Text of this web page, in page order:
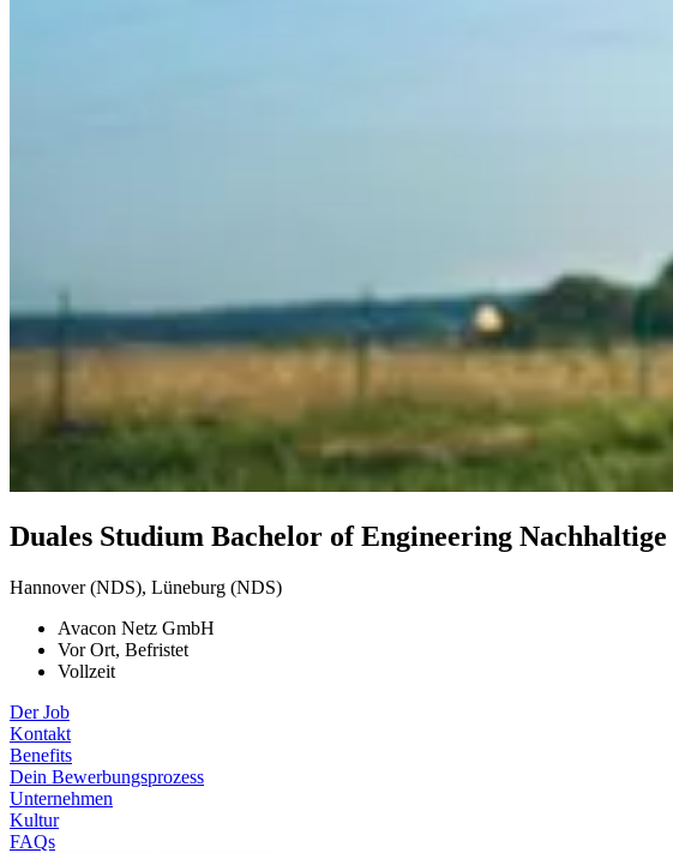
Duales Studium Bachelor of Engineering Nachhaltige
Hannover (NDS), Lüneburg (NDS)
Avacon Netz GmbH
Vor Ort, Befristet
Vollzeit
Der Job
Kontakt
Benefits
Dein Bewerbungsprozess
Unternehmen
Kultur
FAQs